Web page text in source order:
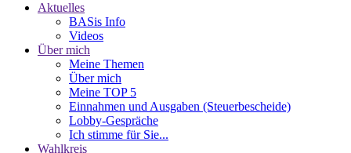
Aktuelles
BASis Info
Videos
Über mich
Meine Themen
Über mich
Meine TOP 5
Einnahmen und Ausgaben (Steuerbescheide)
Lobby-Gespräche
Ich stimme für Sie...
Wahlkreis